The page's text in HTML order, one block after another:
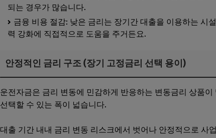
되는 경우가 많습니다.
금융 비용 절감: 낮은 금리는 장기간 대출을 이용하는 시
력 강화에 직접적으로 도움을 주거든요.
안정적인 금리 구조 (장기 고정금리 선택 용이)
운전자금은 금리 변동에 민감하게 반응하는 변동금리 상품
선택할 수 있는 폭이 넓습니다.
대출 기간 내내 금리 변동 리스크에서 벗어나 안정적으로 사